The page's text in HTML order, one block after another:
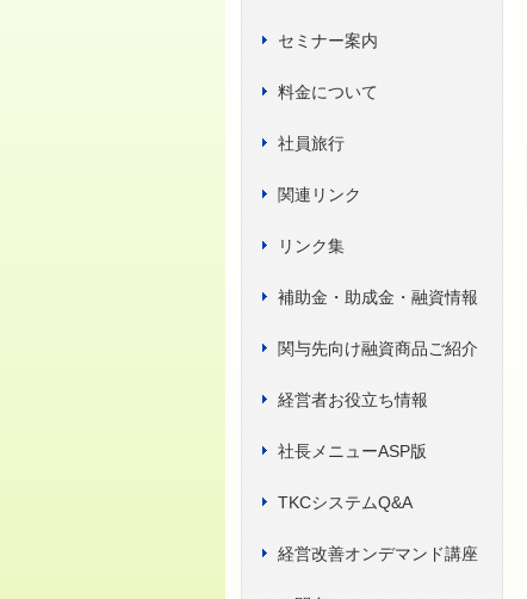
セミナー案内
料金について
社員旅行
関連リンク
リンク集
補助金・助成金・融資情報
関与先向け融資商品ご紹介
経営者お役立ち情報
社長メニューASP版
TKCシステムQ&A
経営改善オンデマンド講座